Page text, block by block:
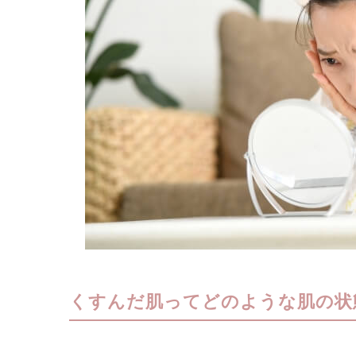
くすんだ肌ってどのような肌の